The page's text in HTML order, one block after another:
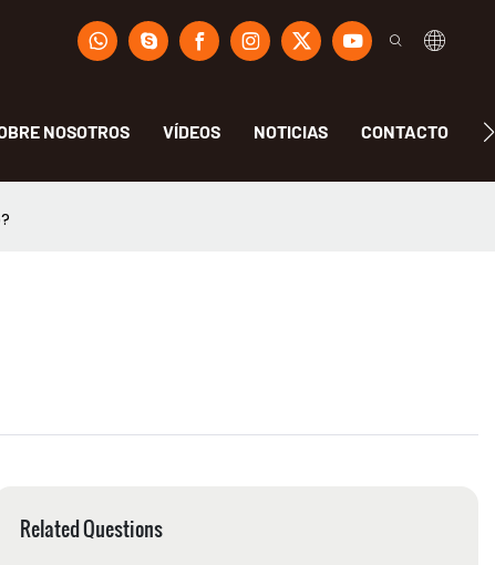
NOSOTROS VÍDEOS NOTICIAS CONTACTO
Related Questions